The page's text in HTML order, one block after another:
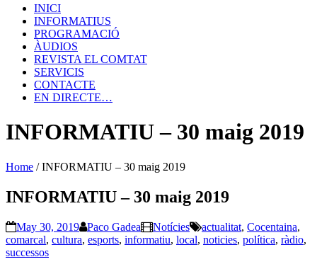
INICI
INFORMATIUS
PROGRAMACIÓ
ÀUDIOS
REVISTA EL COMTAT
SERVICIS
CONTACTE
EN DIRECTE…
INFORMATIU – 30 maig 2019
Home /INFORMATIU – 30 maig 2019
INFORMATIU – 30 maig 2019
May 30, 2019 Paco Gadea Notícies actualitat, Cocentaina,
comarcal, cultura, esports, informatiu, local, noticies, política, ràdio,
successos